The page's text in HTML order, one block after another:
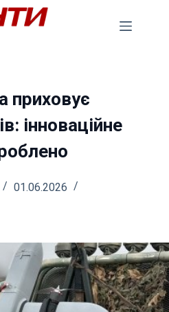
приховує
інноваційне
01.06.2026